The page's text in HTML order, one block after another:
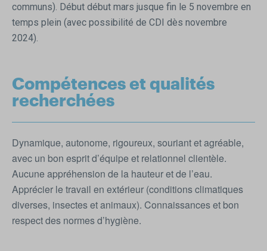
communs). Début début mars jusque fin le 5 novembre en
temps plein (avec possibilité de CDI dès novembre
2024).
Compétences et qualités
recherchées
Dynamique, autonome, rigoureux, souriant et agréable,
avec un bon esprit d’équipe et relationnel clientèle.
Aucune appréhension de la hauteur et de l’eau.
Apprécier le travail en extérieur (conditions climatiques
diverses, insectes et animaux). Connaissances et bon
respect des normes d’hygiène.